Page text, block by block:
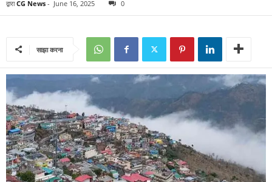
द्वारा CG News - June 16, 2025 0
साझा करना